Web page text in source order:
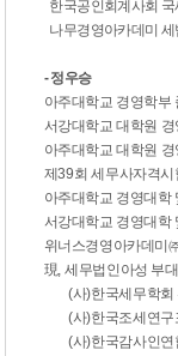
한국공인회계사회
나무경영아카데미
- 정우승
아주대학교 경영학부
서강대학교 대학원
아주대학교 대학원
제39회 세무사자격시
아주대학교 경영대학
서강대학교 경영대학
위너스경영아카데미
現,세무법인아성 부
(사)한국세무학회
(사)한국조세연
(사)한국감사인